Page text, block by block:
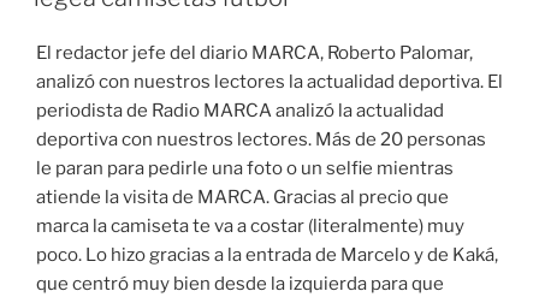
El redactor jefe del diario MARCA, Roberto Palomar,
analizó con nuestros lectores la actualidad deportiva. El
periodista de Radio MARCA analizó la actualidad
deportiva con nuestros lectores. Más de 20 personas
le paran para pedirle una foto o un selfie mientras
atiende la visita de MARCA. Gracias al precio que
marca la camiseta te va a costar (literalmente) muy
poco. Lo hizo gracias a la entrada de Marcelo y de Kaká,
que centró muy bien desde la izquierda para que